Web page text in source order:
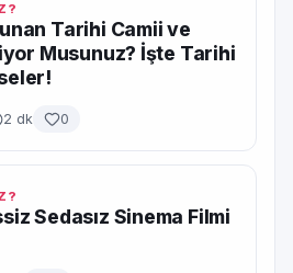
Tarihi Camii ve
Musunuz? İşte Tarihi
2 dk 0
Sedasız Sinema Filmi